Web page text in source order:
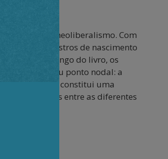
sobre o neoliberalismo. Com
os registros de nascimento
Ao longo do livro, os
a partir de seu ponto nodal: a
O livro constitui uma
diferenças entre as diferentes